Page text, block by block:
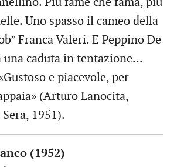
Uno spasso il cameo della
Franca Valeri. E Peppino De
una caduta in tentazione…
e piacevole, per
(Arturo Lanocita,
1951).
(1952)